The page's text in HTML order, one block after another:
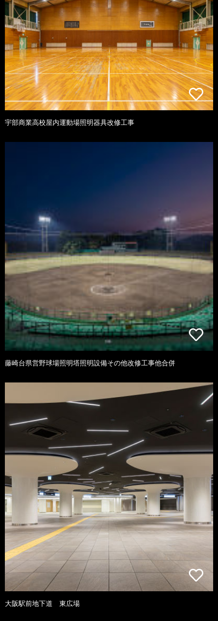
宇部商業高校屋内運動場照明器具改修工事
藤崎台県営野球場照明塔照明設備その他改修工事他合併
大阪駅前地下道 東広場